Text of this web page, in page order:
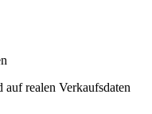
realen Verkaufsdaten